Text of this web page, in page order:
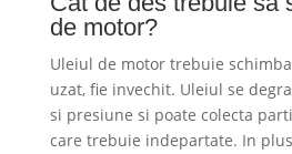
de motor?
Uleiul de motor trebuie
uzat, fie invechit. Uleiul se
si presiune si poate colecta
care trebuie indepartate. In